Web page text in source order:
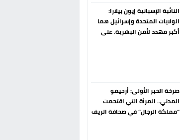
النائبة الإسبانية إيون بيلارا:
الولايات المتحدة وإسرائيل هما
أكبر مهدد لأمن البشرية، على
صرخة الحبر الأولى: أرحيمو
المدني.. المرأة التي اقتحمت
“مملكة الرجال” في صحافة الريف